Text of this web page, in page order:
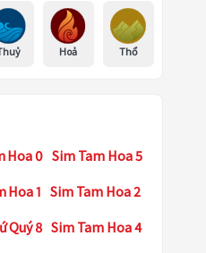
Hoả Thổ
Hoa 0 Sim Tam Hoa 5
Hoa 1 Sim Tam Hoa 2
Quý 8 Sim Tam Hoa 4